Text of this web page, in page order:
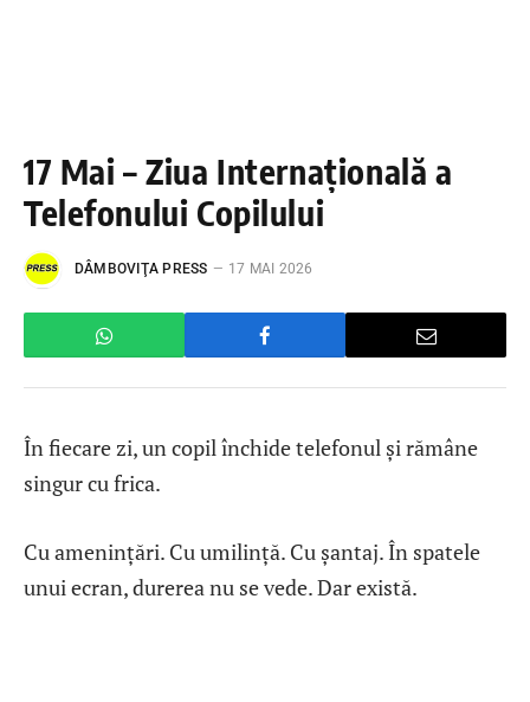
17 Mai – Ziua Internațională a
Telefonului Copilului
DÂMBOVIŢA PRESS 17 MAI 2026
În fiecare zi, un copil închide telefonul și rămâne
singur cu frica.
Cu amenințări. Cu umilință. Cu șantaj. În spatele
unui ecran, durerea nu se vede. Dar există.